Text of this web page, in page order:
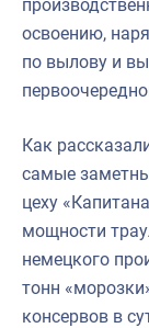
освоению,
по вылову и
Как
самые
цеху
мощности
немецкого
тонн
консервов в